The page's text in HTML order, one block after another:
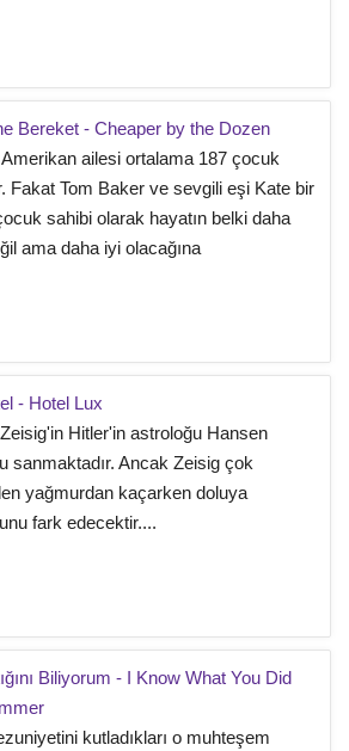
Bereket - Cheaper by the Dozen
ailesi ortalama 187 çocuk
Fakat Tom Baker ve sevgili eşi Kate bir
sahibi olarak hayatın belki daha
ama daha iyi olacağına
- Hotel Lux
Hitler'in astroloğu Hansen
sanmaktadır. Ancak Zeisig çok
yağmurdan kaçarken doluya
fark edecektir....
Biliyorum - I Know What You Did
kutladıkları o muhteşem